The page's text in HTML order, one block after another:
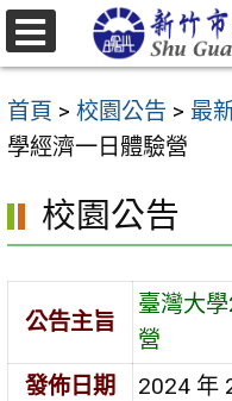
跳
至
要
內
區
首頁 > 校園公告 > 最
學經濟一日體驗營
校園公告
公告主旨
臺灣大
營
發佈日期
2024 年
選
單